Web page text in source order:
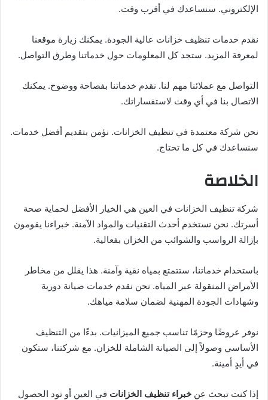
الإلكتروني. سنساعدك في أقرب وقت.
نقدم خدمات تنظيف خزانات عالية الجودة. يمكنك زيارة موقعنا
لمعرفة المزيد. ستجد كل المعلومات حول خدماتنا وطرق التواصل.
التواصل مع عملائنا مهم لنا. نقدم خدماتنا بفصاحة ووضوح. يمكنك
الاتصال بنا في أي وقت لاستفساراتك.
نحن شركة معتمدة في تنظيف الخزانات. نؤمن بتقديم أفضل خدمات.
سنساعدك في كل ما تحتاج.
الخلاصة
شركة تنظيف الخزانات في العين هي الخيار الأفضل لحماية صحة
أسرتك. نحن نستخدم أحدث التقنيات والمواد الآمنة. خبراءنا يقومون
بإزالة الرواسب والشوائب من الخزان بفعالية.
باستخدام خدماتنا، ستتمتع بمياه نقية وآمنة. هذا يقلل من مخاطر
الأمراض المنقولة عبر المياه. نحن نقدم خدمات صيانة دورية
وشهادات الجودة المهنية لضمان سلامة مياهك.
نوفر عروضًا وحزمًا تناسب جميع الميزانيات. بدءًا من التنظيف
الأساسي وصولاً إلى الصيانة الشاملة للخزان. مع شركتنا، ستكون
في أيدٍ أمينة.
إذا كنت تبحث عن خبراء تنظيف الخزانات في العين أو تود الحصول